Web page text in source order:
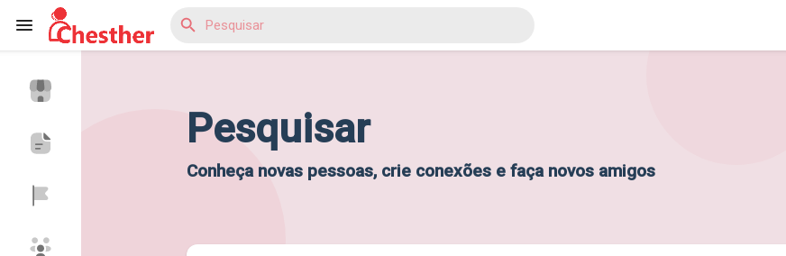
Pesquisar
Conheça novas pessoas, crie conexões e faça novos amigos